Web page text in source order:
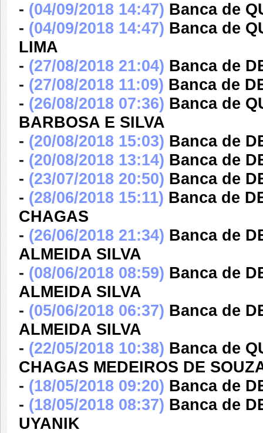
- (04/09/2018 14:47) Banca de
- (04/09/2018 14:47) Banca de
LIMA
- (27/08/2018 21:04) Banca de
- (27/08/2018 11:09) Banca de
- (26/08/2018 07:36) Banca de
BARBOSA E SILVA
- (20/08/2018 15:03) Banca de
- (20/08/2018 13:14) Banca de
- (23/07/2018 20:50) Banca de
- (28/06/2018 15:11) Banca de
CHAGAS
- (26/06/2018 21:34) Banca de
ALMEIDA SILVA
- (08/06/2018 08:59) Banca de
ALMEIDA SILVA
- (05/06/2018 06:37) Banca de
ALMEIDA SILVA
- (22/05/2018 10:38) Banca de
CHAGAS MEDEIROS DE
- (18/05/2018 09:20) Banca de
- (18/05/2018 08:37) Banca de
UYANIK